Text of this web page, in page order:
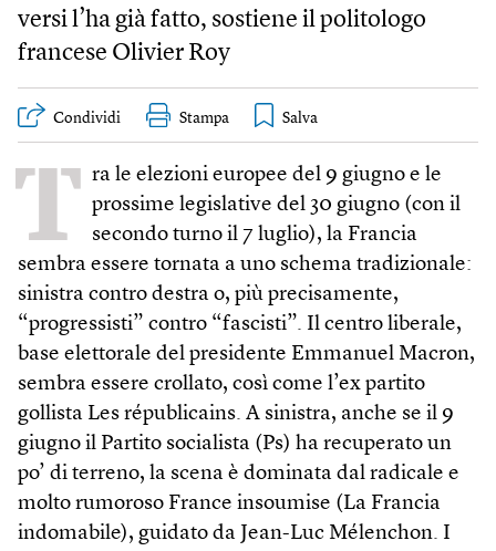
versi l’ha già fatto, sostiene il politologo
francese Olivier Roy
Condividi Stampa
T ra le elezioni europee del 9 giugno e le
prossime legislative del 30 giugno (con il
secondo turno il 7 luglio), la Francia
sembra essere tornata a uno schema tradizionale:
sinistra contro destra o, più precisamente,
“progressisti” contro “fascisti”. Il centro liberale,
base elettorale del presidente Emmanuel Macron,
sembra essere crollato, così come l’ex partito
gollista Les républicains. A sinistra, anche se il 9
giugno il Partito socialista (Ps) ha recuperato un
po’ di terreno, la scena è dominata dal radicale e
molto rumoroso France insoumise (La Francia
indomabile), guidato da Jean-Luc Mélenchon. I